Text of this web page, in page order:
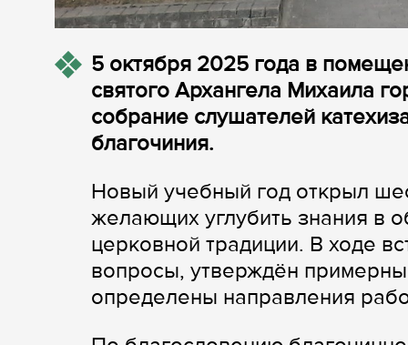
5 октября 2025 года в
святого Архангела Михаила
собрание слушателей
благочиния.
Новый учебный год открыл
желающих углубить знания в
церковной традиции. В ходе
вопросы, утверждён
определены направления